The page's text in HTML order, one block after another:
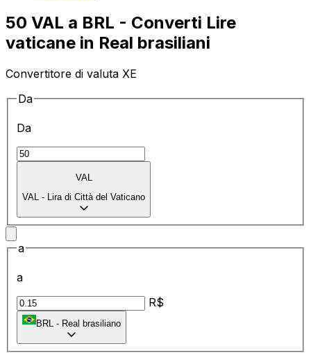
50 VAL a BRL - Converti Lire
vaticane in Real brasiliani
Convertitore di valuta XE
Da
Da
VAL
VAL - Lira di Città del Vaticano
a
a
R$
BRL - Real brasiliano